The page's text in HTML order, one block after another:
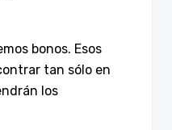
bonos. Esos
tan sólo en
los